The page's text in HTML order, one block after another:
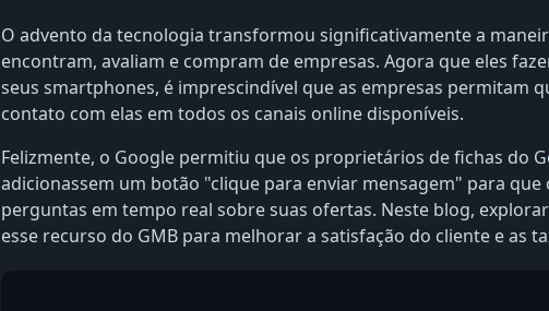
O advento da tecnologia transformou significativamente a
encontram, avaliam e compram de empresas. Agora que eles
seus smartphones, é imprescindível que as empresas permitam
contato com elas em todos os canais online disponíveis.
Felizmente, o Google permitiu que os proprietários de fichas do
adicionassem um botão "clique para enviar mensagem" para que
perguntas em tempo real sobre suas ofertas. Neste blog,
esse recurso do GMB para melhorar a satisfação do cliente e as